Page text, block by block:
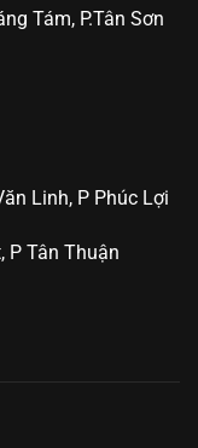
Tám, P.Tân Sơn
Linh, P Phúc Lợi
P Tân Thuận